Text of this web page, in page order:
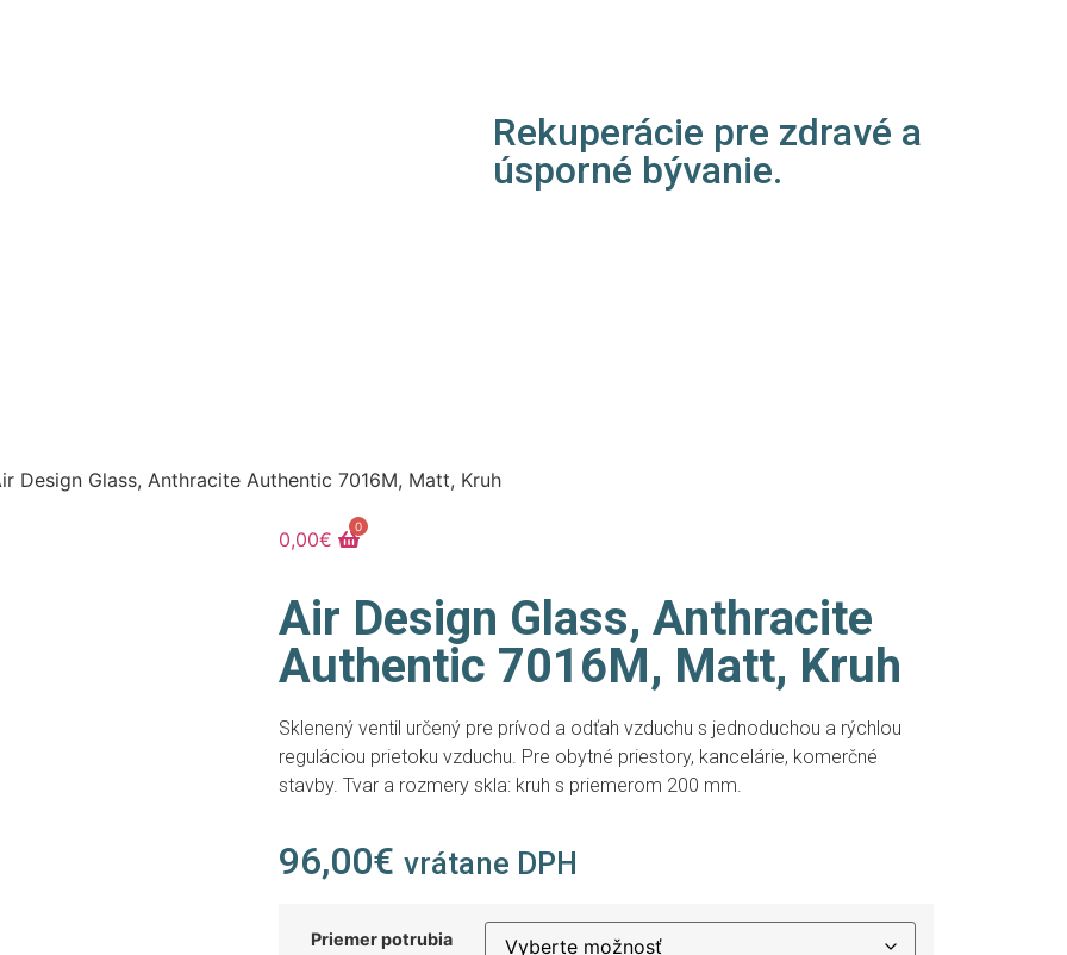
Rekuperácie pre zdravé a
úsporné bývanie.
Design Glass, Anthracite Authentic 7016M, Matt, Kruh
0,00€
0
Air Design Glass, Anthracite
Authentic 7016M, Matt, Kruh
Sklenený ventil určený pre prívod a odťah vzduchu s jednoduchou a rýchlou
reguláciou prietoku vzduchu. Pre obytné priestory, kancelárie, komerčné
stavby. Tvar a rozmery skla: kruh s priemerom 200 mm.
96,00€ vrátane DPH
Priemer potrubia